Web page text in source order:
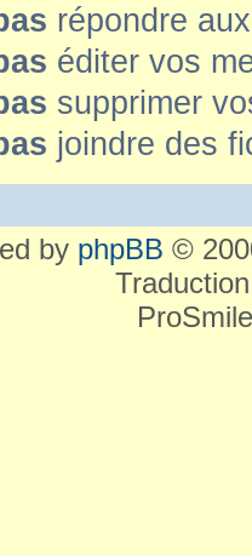
répondre
éditer vos
supprimer
joindre des
by phpBB ©